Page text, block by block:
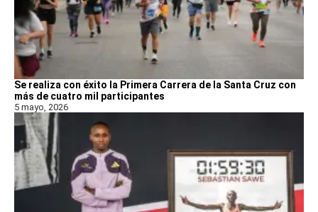
Se realiza con éxito la Primera Carrera de la Santa Cruz con
más de cuatro mil participantes
5 mayo, 2026